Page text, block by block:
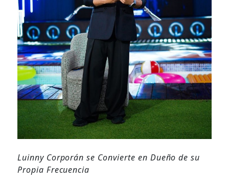
Luinny Corporán se Convierte en Dueño de su
Propia Frecuencia